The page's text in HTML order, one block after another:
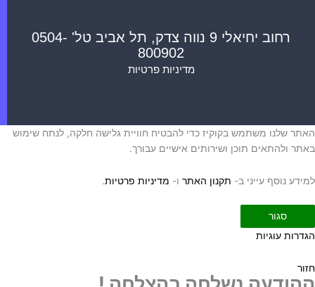
רחוב יחיאלי 9 נווה צדק, תל אביב טל' 0504-
800902
מדיניות פרטיות
שלנו משתמש בקוקיז כדי להבטיח חוויית גלישה חלקה, לנתח שימוש
ולהתאים תוכן ושירותים אישיים עבורך.
נוסף עייני ב- תקנון האתרו- מדיניות פרטיות.
סגור
עוגיות